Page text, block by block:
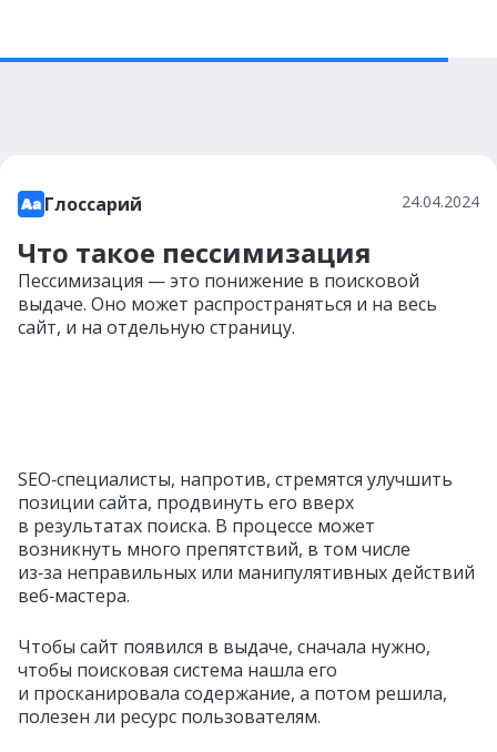
Глоссарий 24.04.2024
Что такое пессимизация
Пессимизация — это понижение в поисковой
выдаче. Оно может распространяться и на весь
сайт, и на отдельную страницу.
SEO‑специалисты, напротив, стремятся улучшить
позиции сайта, продвинуть его вверх
в результатах поиска. В процессе может
возникнуть много препятствий, в том числе
из‑за неправильных или манипулятивных действий
веб‑мастера.
Чтобы сайт появился в выдаче, сначала нужно,
чтобы поисковая система нашла его
и просканировала содержание, а потом решила,
полезен ли ресурс пользователям.